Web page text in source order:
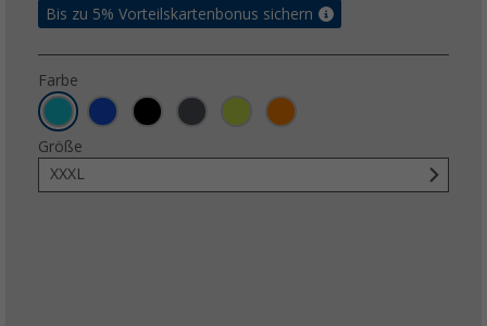
Bis zu 5% Vorteilskartenbonus sichern
Farbe
Größe
XXXL